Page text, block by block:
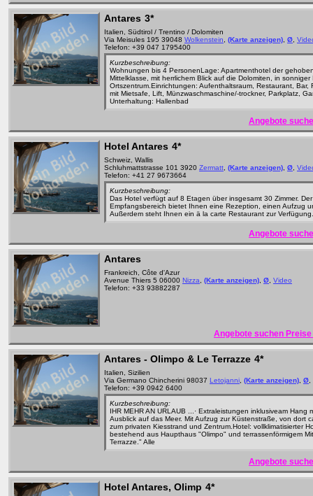
Antares 3*
Italien, Südtirol / Trentino / Dolomiten
Via Meisules 195 39048 Wolkenstein (Karte anzeigen) Ø
Telefon: +39 047 1795400
Kurzbeschreibung:
Wohnungen bis 4 PersonenLage: Apartmenthotel der
Mittelklasse, mit herrlichem Blick auf die Dolomiten, in sonniger
Ortszentrum.Einrichtungen: Aufenthaltsraum, Restaurant, Bar,
mit Mietsafe, Lift, Münzwaschmaschine/-trockner, Parkplatz,
Unterhaltung: Hallenbad
Angebote
Hotel Antares 4*
Schweiz, Wallis
Schluhmattstrasse 101 3920 Zermatt (Karte anzeigen) Ø
Telefon: +41 27 9673664
Kurzbeschreibung:
Das Hotel verfügt auf 8 Etagen über insgesamt 30 Zimmer.
Empfangsbereich bietet Ihnen eine Rezeption, einen Aufzug
Außerdem steht Ihnen ein ä la carte Restaurant zur Verfügung.
Angebote
Antares
Frankreich, Côte d'Azur
Avenue Thiers 5 06000 Nizza (Karte anzeigen) Ø Video
Telefon: +33 93882287
Angebote suchen
Antares - Olimpo & Le Terrazze 4*
Italien, Sizilien
Via Germano Chincherini 98037 Letojanni (Karte anzeigen) Ø
Telefon: +39 0942 6400
Kurzbeschreibung:
IHR MEHR AN URLAUB ...· Extraleistungen inklusiveam Hang
Ausblick auf das Meer. Mit Aufzug zur Küstenstraße, von dort
zum privaten Kiesstrand und Zentrum.Hotel: vollklimatisierter
bestehend aus Haupthaus "Olimpo" und terrassenförmigem
Terrazze." Alle
Angebote
Hotel Antares, Olimp 4*